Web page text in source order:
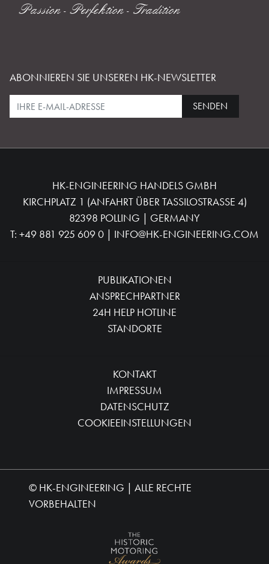
Passion - Perfektion - Tradition
ABONNIEREN SIE UNSEREN HK-NEWSLETTER
SENDEN
HK-ENGINEERING HANDELS GMBH
KIRCHPLATZ 1 (ANFAHRT ÜBER TASSILOSTRASSE 4)
82398 POLLING | GERMANY
T: +49 881 925 609 0 | INFO@HK-ENGINEERING.COM
PUBLIKATIONEN
ANSPRECHPARTNER
24H HELP HOTLINE
STANDORTE
KONTAKT
IMPRESSUM
DATENSCHUTZ
COOKIEEINSTELLUNGEN
© HK-ENGINEERING | ALLE RECHTE
VORBEHALTEN